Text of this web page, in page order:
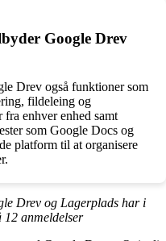
Google Drev
Drev også funktioner som
fildeleing og
enhver enhed samt
som Google Docs og
platform til at organisere
Drev og Lagerplads har i
12 anmeldelser